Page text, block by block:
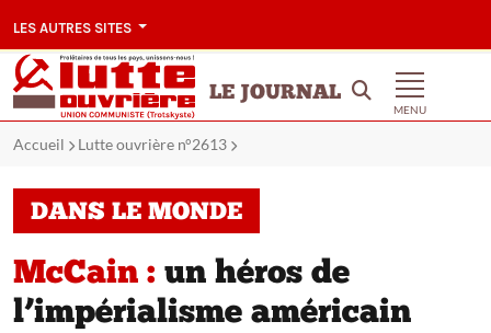
LES AUTRES SITES
LE JOURNAL
MENU
Accueil Lutte ouvrière n°2613
DANS LE MONDE
McCain : un héros de
l’impérialisme américain